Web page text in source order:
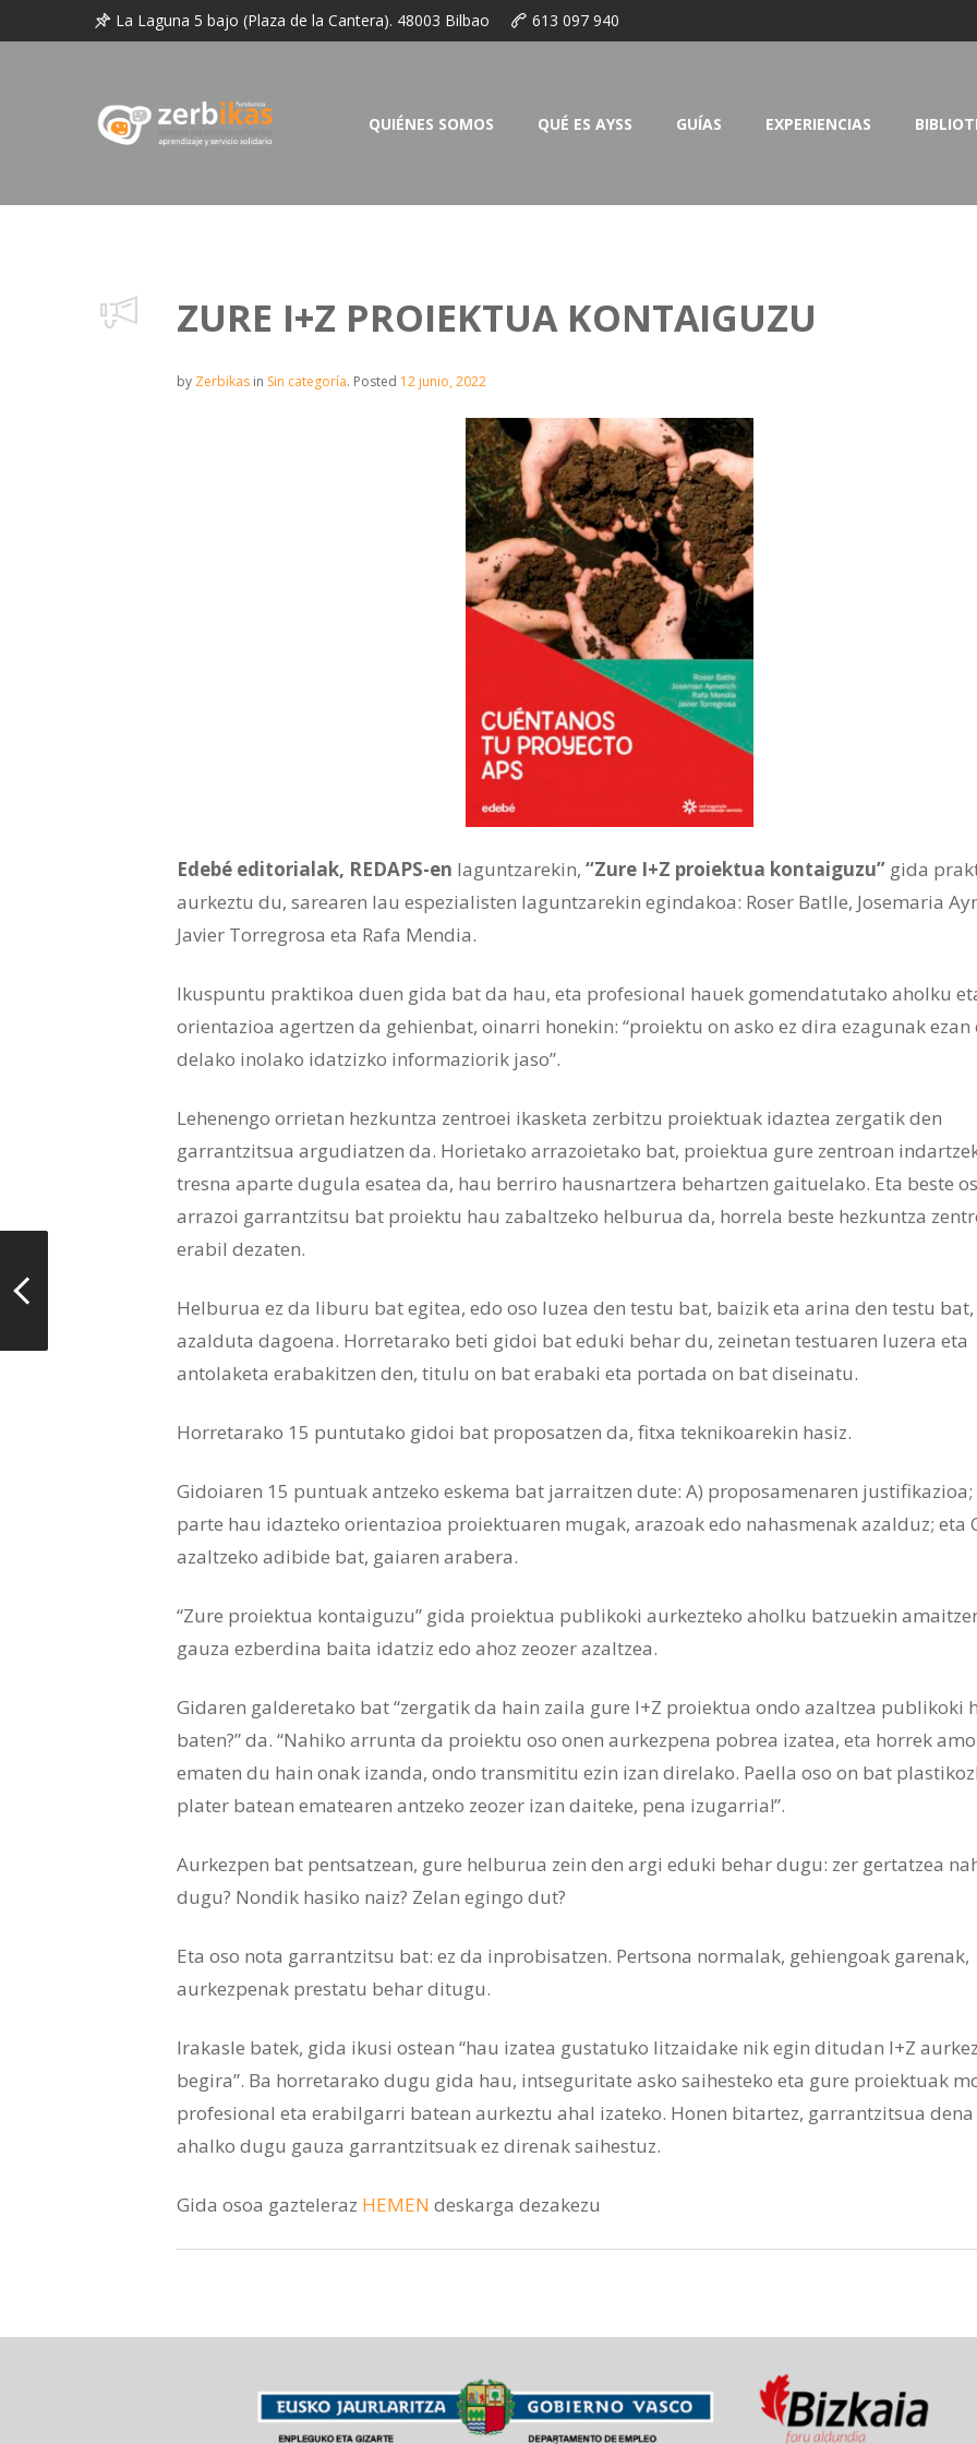
La Laguna 5 bajo (Plaza de la Cantera). 48003 Bilbao 613 097 940
QUIÉNES SOMOS QUÉ ES AYSS GUÍAS EXPERIENCIAS
ZURE I+Z PROIEKTUA KONTAIGUZU
by Zerbikas in Sin categoría. Posted 12 junio, 2022
Edebé editorialak, REDAPS-en laguntzarekin, “Zure I+Z proiektua kontaiguzu” gida
aurkeztu du, sarearen lau espezialisten laguntzarekin egindakoa: Roser Batlle, Josemaria
Javier Torregrosa eta Rafa Mendia.
Ikuspuntu praktikoa duen gida bat da hau, eta profesional hauek gomendatutako aholku
orientazioa agertzen da gehienbat, oinarri honekin: “proiektu on asko ez dira ezagunak ezan
delako inolako idatzizko informaziorik jaso”.
Lehenengo orrietan hezkuntza zentroei ikasketa zerbitzu proiektuak idaztea zergatik den
garrantzitsua argudiatzen da. Horietako arrazoietako bat, proiektua gure zentroan
tresna aparte dugula esatea da, hau berriro hausnartzera behartzen gaituelako. Eta beste
arrazoi garrantzitsu bat proiektu hau zabaltzeko helburua da, horrela beste hezkuntza
erabil dezaten.
Helburua ez da liburu bat egitea, edo oso luzea den testu bat, baizik eta arina den testu
azalduta dagoena. Horretarako beti gidoi bat eduki behar du, zeinetan testuaren luzera eta
antolaketa erabakitzen den, titulu on bat erabaki eta portada on bat diseinatu.
Horretarako 15 puntutako gidoi bat proposatzen da, fitxa teknikoarekin hasiz.
Gidoiaren 15 puntuak antzeko eskema bat jarraitzen dute: A) proposamenaren justifikazioa;
parte hau idazteko orientazioa proiektuaren mugak, arazoak edo nahasmenak azalduz; eta
azaltzeko adibide bat, gaiaren arabera.
“Zure proiektua kontaiguzu” gida proiektua publikoki aurkezteko aholku batzuekin
gauza ezberdina baita idatziz edo ahoz zeozer azaltzea.
Gidaren galderetako bat “zergatik da hain zaila gure I+Z proiektua ondo azaltzea publikoki
baten?” da. “Nahiko arrunta da proiektu oso onen aurkezpena pobrea izatea, eta horrek
ematen du hain onak izanda, ondo transmititu ezin izan direlako. Paella oso on bat
plater batean ematearen antzeko zeozer izan daiteke, pena izugarria!”.
Aurkezpen bat pentsatzean, gure helburua zein den argi eduki behar dugu: zer gertatzea
dugu? Nondik hasiko naiz? Zelan egingo dut?
Eta oso nota garrantzitsu bat: ez da inprobisatzen. Pertsona normalak, gehiengoak garenak,
aurkezpenak prestatu behar ditugu.
Irakasle batek, gida ikusi ostean “hau izatea gustatuko litzaidake nik egin ditudan I+Z
begira”. Ba horretarako dugu gida hau, intseguritate asko saihesteko eta gure proiektuak
profesional eta erabilgarri batean aurkeztu ahal izateko. Honen bitartez, garrantzitsua
ahalko dugu gauza garrantzitsuak ez direnak saihestuz.
Gida osoa gazteleraz HEMEN deskarga dezakezu